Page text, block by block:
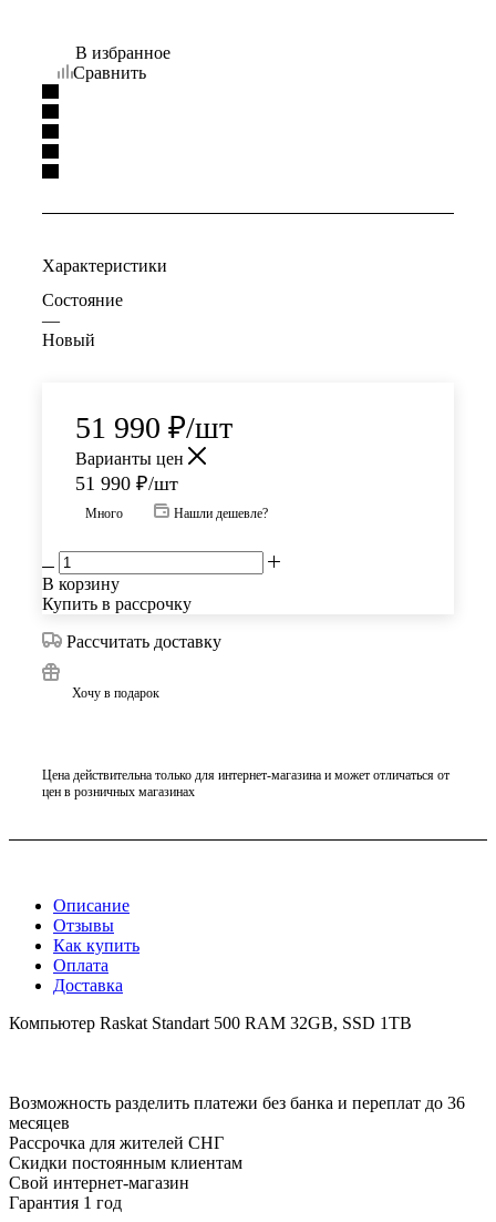
В избранное
Сравнить
Характеристики
Состояние
—
Новый
51 990 ₽/шт
Варианты цен
51 990 ₽/шт
Много Нашли дешевле?
В корзину
Купить в рассрочку
Рассчитать доставку
Хочу в подарок
Цена действительна только для интернет-магазина и может отличаться от
цен в розничных магазинах
Описание
Отзывы
Как купить
Оплата
Доставка
Компьютер Raskat Standart 500 RAM 32GB, SSD 1TB
Возможность разделить платежи без банка и переплат до 36
месяцев
Рассрочка для жителей СНГ
Скидки постоянным клиентам
Свой интернет-магазин
Гарантия 1 год